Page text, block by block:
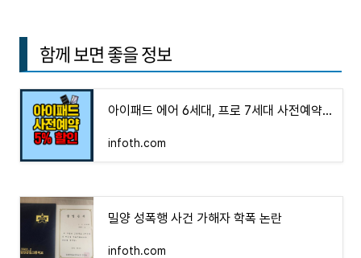
함께 보면 좋을 정보
아이패드 에어 6세대, 프로 7세대 사전예약 5% 할인 정보
infoth.com
밀양 성폭행 사건 가해자 학폭 논란
infoth.com